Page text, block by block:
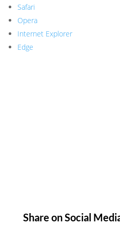
Safari
Opera
Internet Explorer
Edge
Share on Social